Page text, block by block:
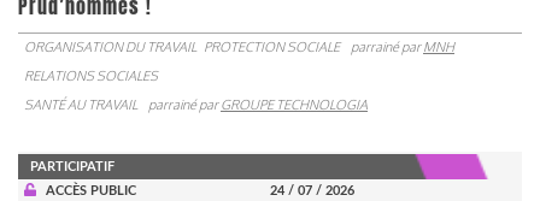
Prud’hommes !
ORGANISATION DU TRAVAIL PROTECTION SOCIALE parrainé parMNH
RELATIONS SOCIALES
SANTÉ AU TRAVAIL
parrainé parGROUPE TECHNOLOGIA
PARTICIPATIF
ACCÈS PUBLIC
24 / 07 / 2026